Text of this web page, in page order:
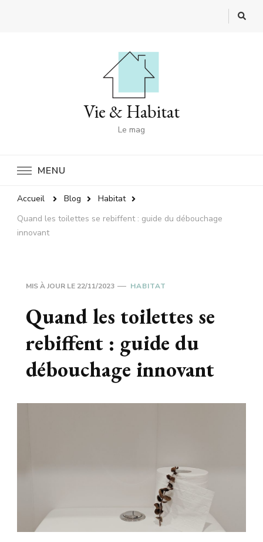
Vie & Habitat
Le mag
MENU
Accueil Blog
Habitat
Quand les toilettes se rebiffent : guide du débouchage
innovant
MIS À JOUR LE 22/11/2023 HABITAT
Quand les toilettes se
rebiffent : guide du
débouchage innovant